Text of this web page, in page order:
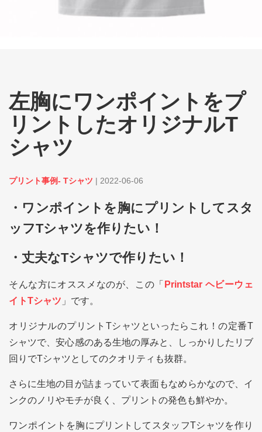
左胸にワンポイントをプ
リントしたオリジナルT
シャツ
プリント事例- Tシャツ | 2022-06-06
・ワンポイントを胸にプリントしてスタ
ッフTシャツを作りたい！
・丈夫なTシャツで作りたい！
そんな方にオススメなのが、この「 Printstar ヘビーウェ
イトTシャツ 」です。
オリジナルのプリントTシャツといったらこれ！の定番T
シャツで、安心感のある生地の厚みと、しっかりしたリブ
回りでTシャツとしてのクオリティも抜群。
さらに生地の目が詰まっていて表面もなめらかなので、イ
ンクのノリやモチが良く、プリントの発色も鮮やか。
ワンポイントを胸にプリントしてスタッフTシャツを作り